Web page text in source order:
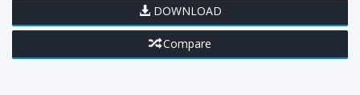
DOWNLOAD
Compare